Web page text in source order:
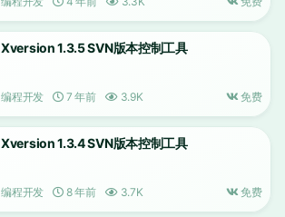
Xversion 1.3.5 SVN版本控制工具
编程开发 7 年前 3.9K 免费
Xversion 1.3.4 SVN版本控制工具
编程开发 8 年前 3.7K 免费